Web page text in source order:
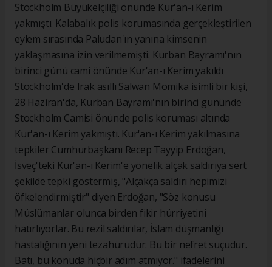
Stockholm Büyükelçiliği önünde Kur'an-ı Kerim
yakmıştı. Kalabalık polis korumasında gerçekleştirilen
eylem sırasında Paludan'ın yanına kimsenin
yaklaşmasına izin verilmemişti. Kurban Bayramı'nın
birinci günü cami önünde Kur'an-ı Kerim yakıldı
Stockholm'de Irak asıllı Salwan Momika isimli bir kişi,
28 Haziran'da, Kurban Bayramı'nın birinci gününde
Stockholm Camisi önünde polis koruması altında
Kur'an-ı Kerim yakmıştı. Kur'an-ı Kerim yakılmasına
tepkiler Cumhurbaşkanı Recep Tayyip Erdoğan,
İsveç'teki Kur'an-ı Kerim'e yönelik alçak saldırıya sert
şekilde tepki göstermiş, "Alçakça saldırı hepimizi
öfkelendirmiştir" diyen Erdoğan, "Söz konusu
Müslümanlar olunca birden fikir hürriyetini
hatırlıyorlar. Bu rezil saldırılar, İslam düşmanlığı
hastalığının yeni tezahürüdür. Bu bir nefret suçudur.
Batı, bu konuda hiçbir adım atmıyor." ifadelerini